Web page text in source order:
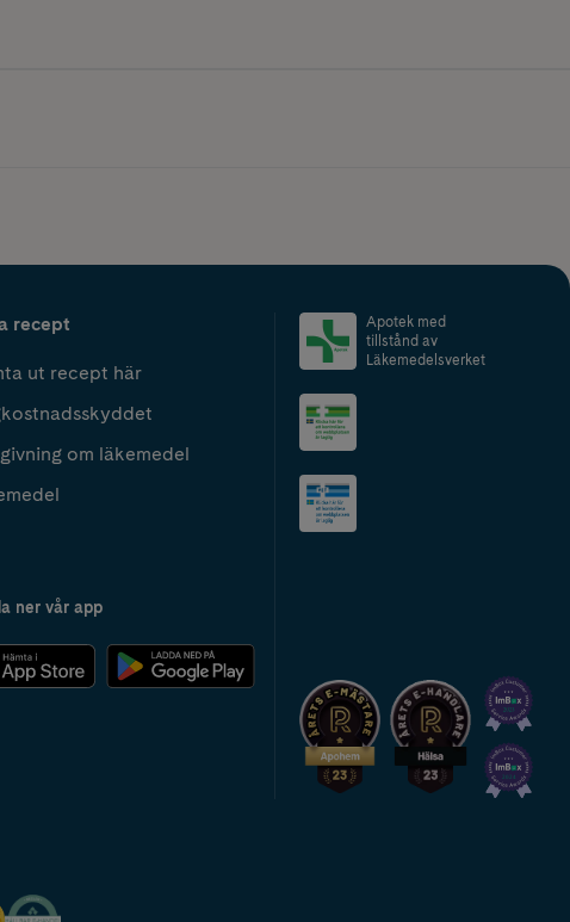
recept
ut recept här
om läkemedel
ner vår app
Apotek med
tillstånd av
Läkemedelsverket
2024